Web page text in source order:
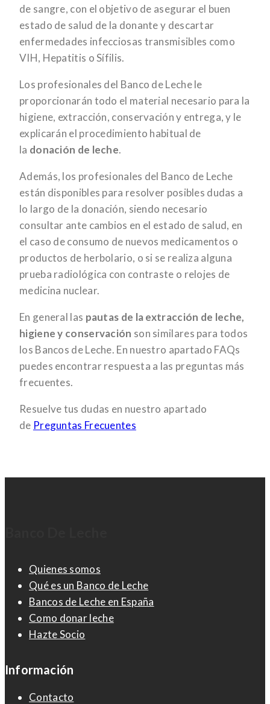
de sangre, con el objetivo de asegurar el buen
estado de salud de la donante y descartar
enfermedades infecciosas transmisibles como
VIH, Hepatitis o Sífilis.
Los profesionales del Banco de Leche le
proporcionarán todo el material necesario para la
higiene, extracción, conservación y entrega, y le
explicarán el procedimiento habitual de
la donación de leche.
Además, los profesionales del Banco de Leche
están disponibles para resolver posibles dudas a
lo largo de la donación, siendo necesario
consultar ante cambios en el estado de salud, en
el caso de consumo de nuevos medicamentos o
productos de herbolario, o si se realiza alguna
prueba radiológica con contraste o relojes de
medicina nuclear.
En general las pautas de la extracción de leche,
higiene y conservación son similares para todos
los Bancos de Leche. En nuestro apartado FAQs
puedes encontrar respuesta a las preguntas más
frecuentes.
Resuelve tus dudas en nuestro apartado
de Preguntas Frecuentes
Quienes somos
Qué es un Banco de Leche
Bancos de Leche en España
Como donar leche
Hazte Socio
Información
Contacto